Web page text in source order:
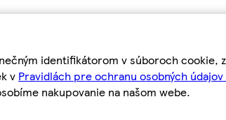
identifikátorom v súboroch cookie,
v Pravidlách pre ochranu osobných údajov
nakupovanie na našom webe.